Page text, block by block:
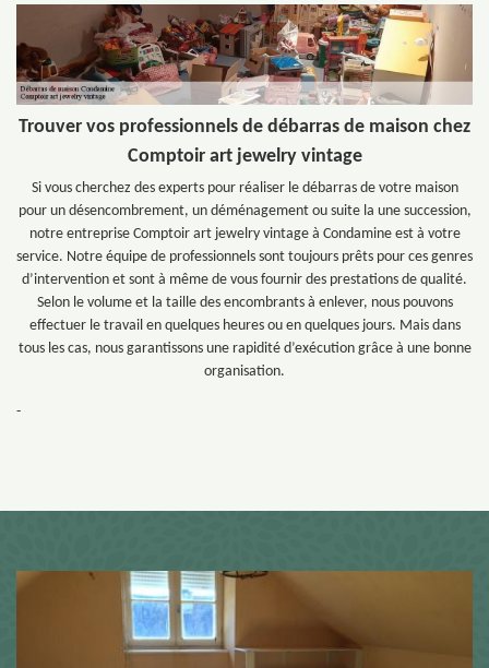
Trouver vos professionnels de débarras de maison chez
Comptoir art jewelry vintage
Si vous cherchez des experts pour réaliser le débarras de votre maison
pour un désencombrement, un déménagement ou suite la une succession,
notre entreprise Comptoir art jewelry vintage à Condamine est à votre
service. Notre équipe de professionnels sont toujours prêts pour ces genres
d’intervention et sont à même de vous fournir des prestations de qualité.
Selon le volume et la taille des encombrants à enlever, nous pouvons
effectuer le travail en quelques heures ou en quelques jours. Mais dans
tous les cas, nous garantissons une rapidité d’exécution grâce à une bonne
organisation.
-